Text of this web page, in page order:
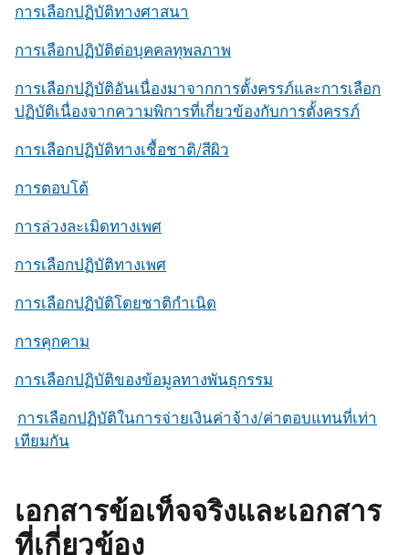
การเลือกปฏิบัติทางศาสนา
การเลือกปฏิบัติต่อบุคคลทุพลภาพ
การเลือกปฏิบัติอันเนื่องมาจากการตั้งครรภ์และการเลือก
ปฏิบัติเนื่องจากความพิการที่เกี่ยวข้องกับการตั้งครรภ์
การเลือกปฏิบัติทางเชื้อชาติ/สีผิว
การตอบโต้
การล่วงละเมิดทางเพศ
การเลือกปฏิบัติทางเพศ
การเลือกปฏิบัติโดยชาติกำเนิด
การคุกคาม
การเลือกปฏิบัติของข้อมูลทางพันธุกรรม
การเลือกปฏิบัติในการจ่ายเงินค่าจ้าง/ค่าตอบแทนที่เท่า
เทียมกัน
เอกสารข้อเท็จจริงและเอกสาร
ที่เกี่ยวข้อง